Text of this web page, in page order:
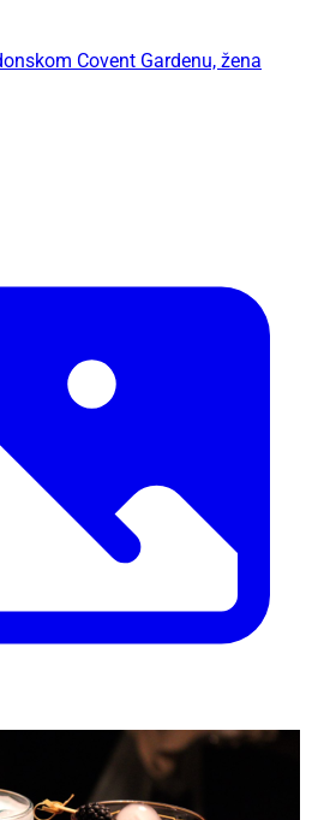
Covent Gardenu, žena